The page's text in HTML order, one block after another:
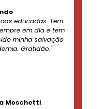
educadas. Tem
em dia e tem
minha salvação
Gratidão."
Moschetti